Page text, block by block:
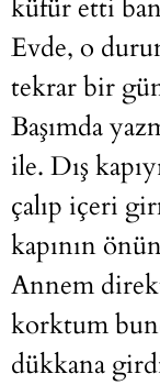
küfür etti
Evde, o
tekrar bir gün
Başımda
ile. Dış
çalıp içeri
kapının
Annem
korktum
dükkana